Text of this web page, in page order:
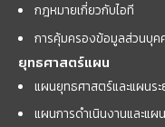
กฎหมายเกี่ยวกับไอที
การคุ้มครองข้อมูลส่วนบุค
ยุทธศาสตร์แผน
แผนยุทธศาสตร์และแผนระ
แผนการดำเนินงานและแผ